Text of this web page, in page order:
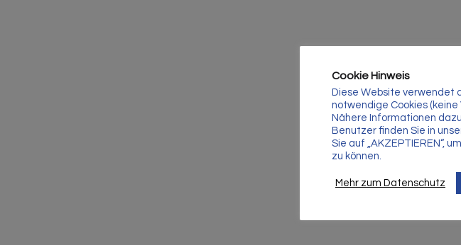
Cookie Hinweis
Diese Website verwendet
notwendige Cookies
Nähere Informationen
Benutzer finden Sie in
Sie auf „AKZEPTIEREN“,
zu können.
Mehr zum Datenschutz